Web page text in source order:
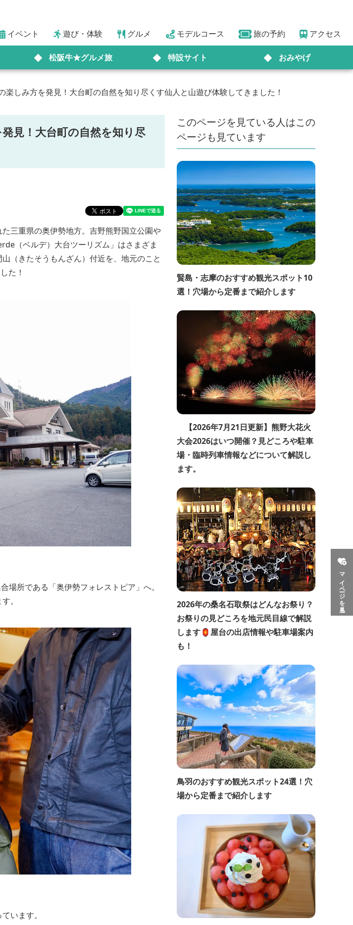
イベント 遊び・体験 グルメ モデルコース 旅の予約 アクセス
松阪牛★グルメ旅 特設サイト おみやげ
マイページを見る
しみ方を発見！大台町の自然を知り尽くす仙人と山遊び体験してきました！
見！大台町の自然を知り尽
三重県の奥伊勢地方。吉野熊野国立公園や
（ベルデ）大台ツーリズム」はさまざま
（きたそうもんざん）付近を、地元のこと
た！
場所である「奥伊勢フォレストピア」へ。
。
います。
このページを見ている人はこの
ページも見ています
賢島・志摩のおすすめ観光スポット10
選！穴場から定番まで紹介します
【2026年7月21日更新】熊野大花火
大会2026はいつ開催？見どころや駐車
場・臨時列車情報などについて解説し
ます。
2026年の桑名石取祭はどんなお祭り？
お祭りの見どころを地元民目線で解説
します🏮屋台の出店情報や駐車場案内
も！
鳥羽のおすすめ観光スポット24選！穴
場から定番まで紹介します